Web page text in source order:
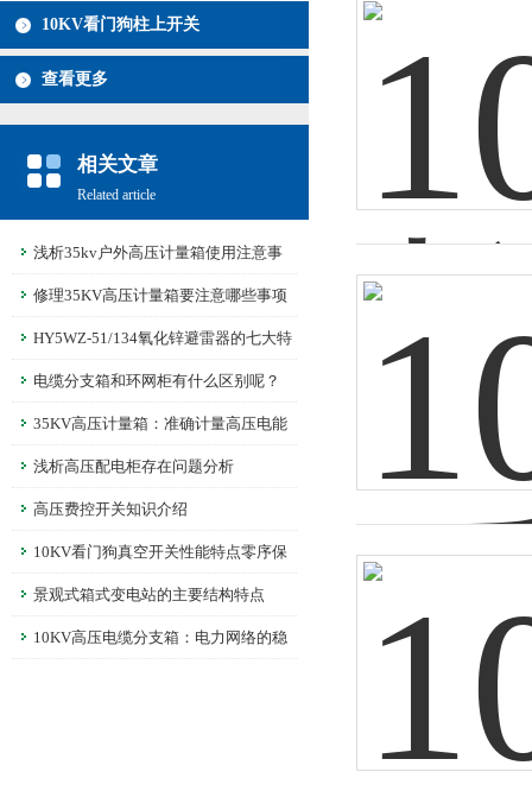
10KV看门狗柱上开关
查看更多
相关文章
Related article
浅析35kv户外高压计量箱使用注意事
项 修理35KV高压计量箱要注意哪些事项
呢？HY5WZ-51/134氧化锌避雷器的七大特
性 电缆分支箱和环网柜有什么区别呢？
35KV高压计量箱：准确计量高压电能
的仪器
浅析高压配电柜存在问题分析
高压费控开关知识介绍
10KV看门狗真空开关性能特点零序保
护过流保护与远程控制功能详解
景观式箱式变电站的主要结构特点
10KV高压电缆分支箱：电力网络的稳